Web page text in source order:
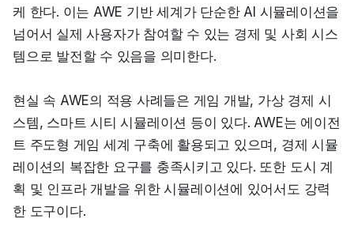
케 한다. 이는 AWE 기반 세계가 단순한 AI 시뮬레이션을
넘어서 실제 사용자가 참여할 수 있는 경제 및 사회 시스
템으로 발전할 수 있음을 의미한다.
현실 속 AWE의 적용 사례들은 게임 개발, 가상 경제 시
스템, 스마트 시티 시뮬레이션 등이 있다. AWE는 에이전
트 주도형 게임 세계 구축에 활용되고 있으며, 경제 시뮬
레이션의 복잡한 요구를 충족시키고 있다. 또한 도시 계
획 및 인프라 개발을 위한 시뮬레이션에 있어서도 강력
한 도구이다.